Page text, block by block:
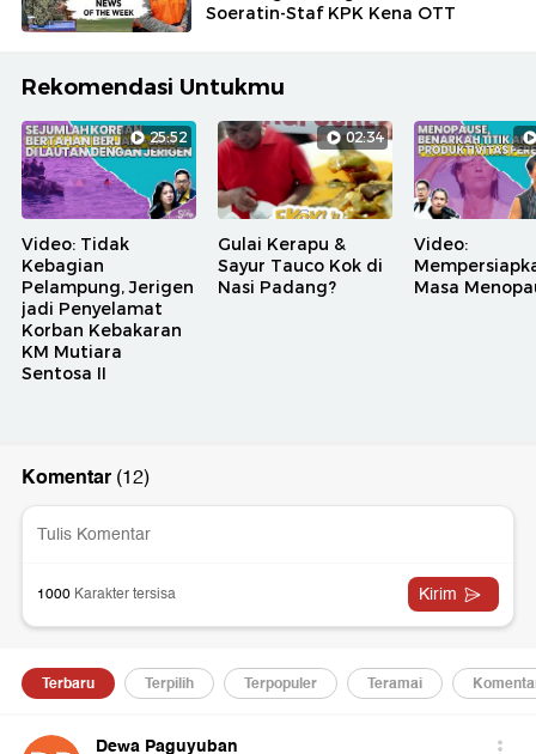
Soeratin-Staf KPK Kena OTT
Rekomendasi Untukmu
25:52
Video: Tidak
Kebagian
Pelampung, Jerigen
jadi Penyelamat
Korban Kebakaran
KM Mutiara
Sentosa II
02:34
Gulai Kerapu &
Sayur Tauco Kok di
Nasi Padang?
Video:
Masa